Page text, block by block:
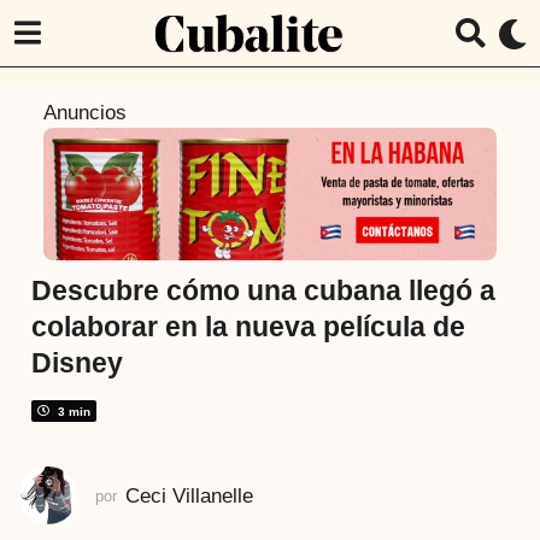
t
á
s
5
o
Anuncios
Descubre cómo una cubana llegó a
colaborar en la nueva película de
Disney
3 min
por Ceci Villanelle